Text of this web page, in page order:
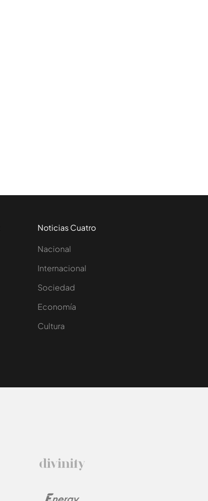
Noticias Cuatro
Nacional
Internacional
Sociedad
Economía
Cultura